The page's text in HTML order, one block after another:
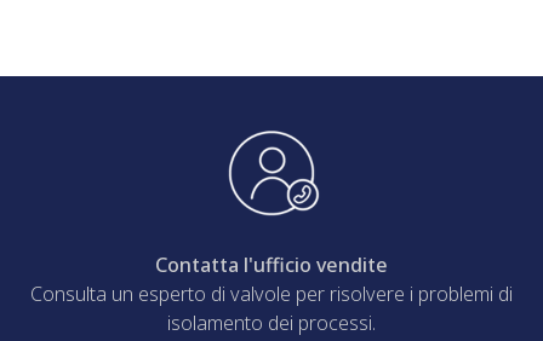
Contatta l'ufficio vendite
Consulta un esperto di valvole per risolvere i problemi di
isolamento dei processi.